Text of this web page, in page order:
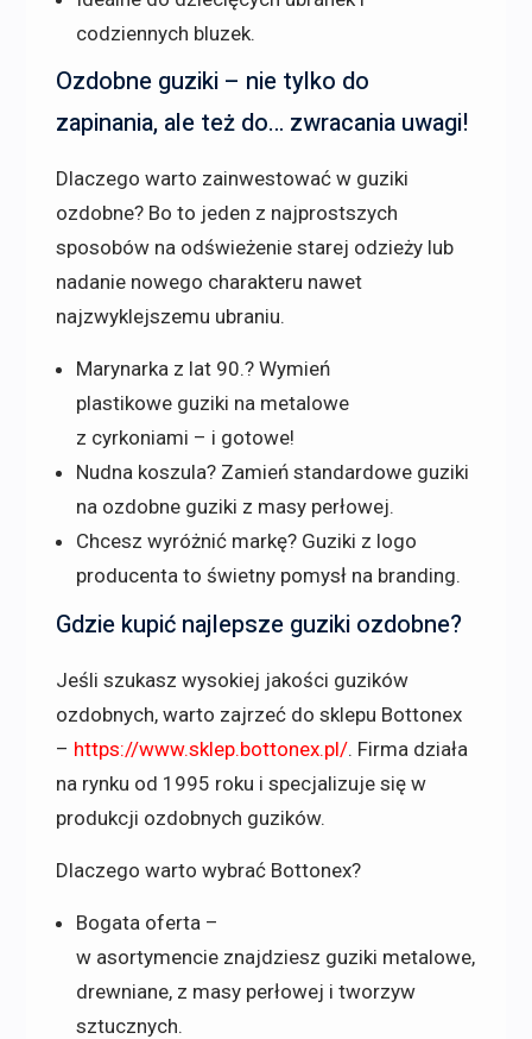
codziennych bluzek.
Ozdobne guziki – nie tylko do
zapinania, ale też do… zwracania uwagi!
Dlaczego warto zainwestować w guziki
ozdobne? Bo to jeden z najprostszych
sposobów na odświeżenie starej odzieży lub
nadanie nowego charakteru nawet
najzwyklejszemu ubraniu.
Marynarka z lat 90.? Wymień
plastikowe guziki na metalowe
z cyrkoniami – i gotowe!
Nudna koszula? Zamień standardowe guziki
na ozdobne guziki z masy perłowej.
Chcesz wyróżnić markę? Guziki z logo
producenta to świetny pomysł na branding.
Gdzie kupić najlepsze guziki ozdobne?
Jeśli szukasz wysokiej jakości guzików
ozdobnych, warto zajrzeć do sklepu Bottonex
– https://www.sklep.bottonex.pl/. Firma działa
na rynku od 1995 roku i specjalizuje się w
produkcji ozdobnych guzików.
Dlaczego warto wybrać Bottonex?
Bogata oferta –
w asortymencie znajdziesz guziki metalowe,
drewniane, z masy perłowej i tworzyw
sztucznych.